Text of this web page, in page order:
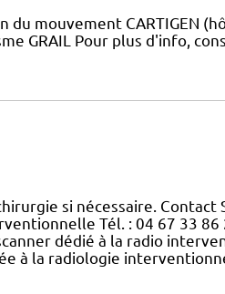
mouvement CARTIGEN
GRAIL Pour plus d'info,
si nécessaire. Contact
Tél. : 04 67 33 86
dédié à la radio
à la radiologie